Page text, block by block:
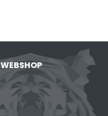
WEBSHOP